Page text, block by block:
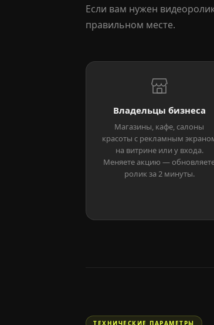
Если вам нужен
правильном месте.
Владельцы бизнеса
Магазины, кафе, салоны
красоты с рекламным
на витрине или у входа.
Меняете акцию —
ролик за 2 минуты.
ТЕХНИЧЕСКИЕ ПАРАМЕТРЫ